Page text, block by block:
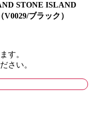
STONE ISLAND
V0029/ブラック）
す。
さい。